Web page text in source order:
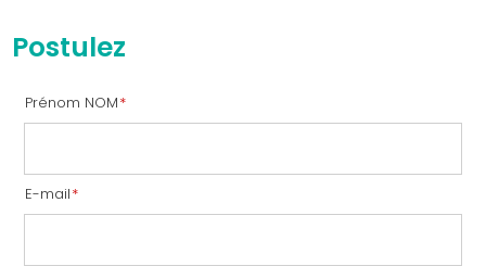
Postulez
Prénom NOM*
E-mail*